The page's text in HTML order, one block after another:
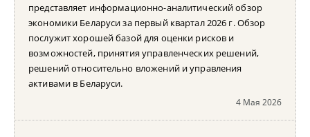
представляет информационно-аналитический обзор
экономики Беларуси за первый квартал 2026 г. Обзор
послужит хорошей базой для оценки рисков и
возможностей, принятия управленческих решений,
решений относительно вложений и управления
активами в Беларуси.
4 Мая 2026